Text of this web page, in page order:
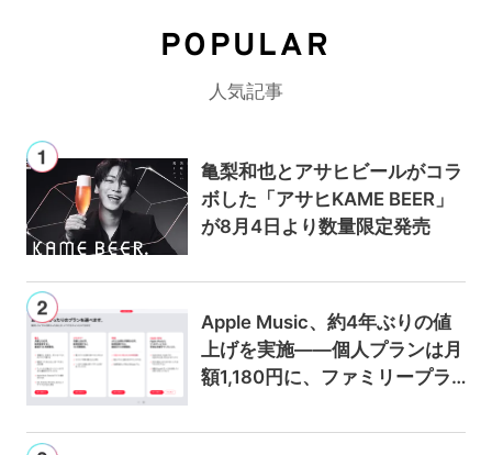
POPULAR
人気記事
亀梨和也とアサヒビールがコラ
ボした「アサヒKAME BEER」
が8月4日より数量限定発売
Apple Music、約4年ぶりの値
上げを実施——個人プランは月
額1,180円に、ファミリープラ